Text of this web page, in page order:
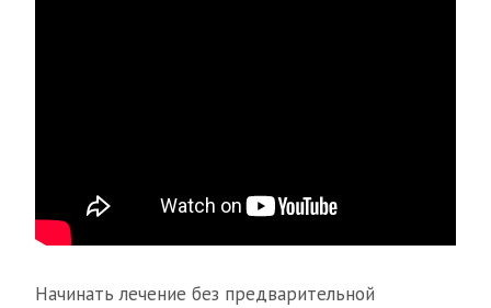
Начинать лечение без предварительной